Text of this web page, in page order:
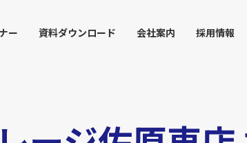
ー 資料ダウンロード 会社案内 採用情報